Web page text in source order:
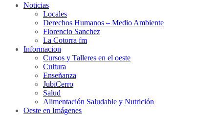
Noticias
Locales
Derechos Humanos – Medio Ambiente
Florencio Sanchez
La Cotorra fm
Informacion
Cursos y Talleres en el oeste
Cultura
Enseñanza
JubiCerro
Salud
Alimentación Saludable y Nutrición
Oeste en Imágenes